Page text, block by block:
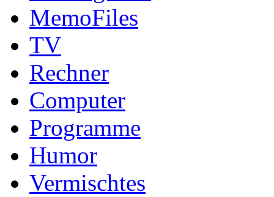
MemoFiles
TV
Rechner
Computer
Programme
Humor
Vermischtes